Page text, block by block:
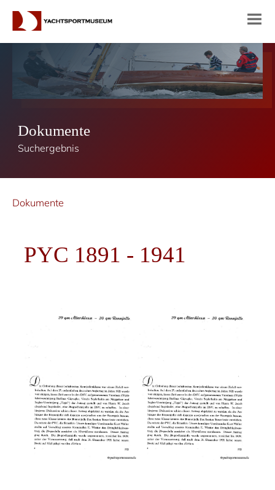
Dokumente
Suchergebnis
Dokumente
PYC 1891 - 1941